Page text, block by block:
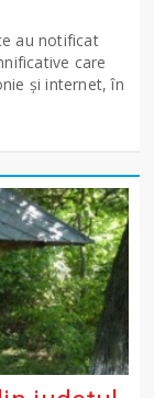
au notificat
care
și internet, în